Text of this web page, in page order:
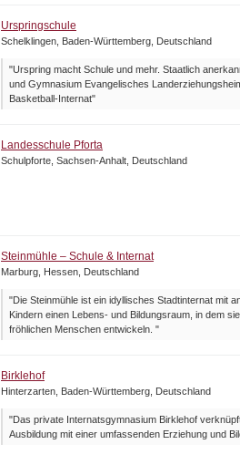
Urspringschule
Schelklingen, Baden-Württemberg, Deutschland
"Urspring macht Schule und mehr. Staatlich
und Gymnasium Evangelisches
Basketball-Internat"
Landesschule Pforta
Schulpforte, Sachsen-Anhalt, Deutschland
Steinmühle – Schule & Internat
Marburg, Hessen, Deutschland
"Die Steinmühle ist ein idyllisches Stadtinternat mit
Kindern einen Lebens- und Bildungsraum, in dem
fröhlichen Menschen entwickeln. "
Birklehof
Hinterzarten, Baden-Württemberg, Deutschland
"Das private Internatsgymnasium Birklehof
Ausbildung mit einer umfassenden Erziehung und